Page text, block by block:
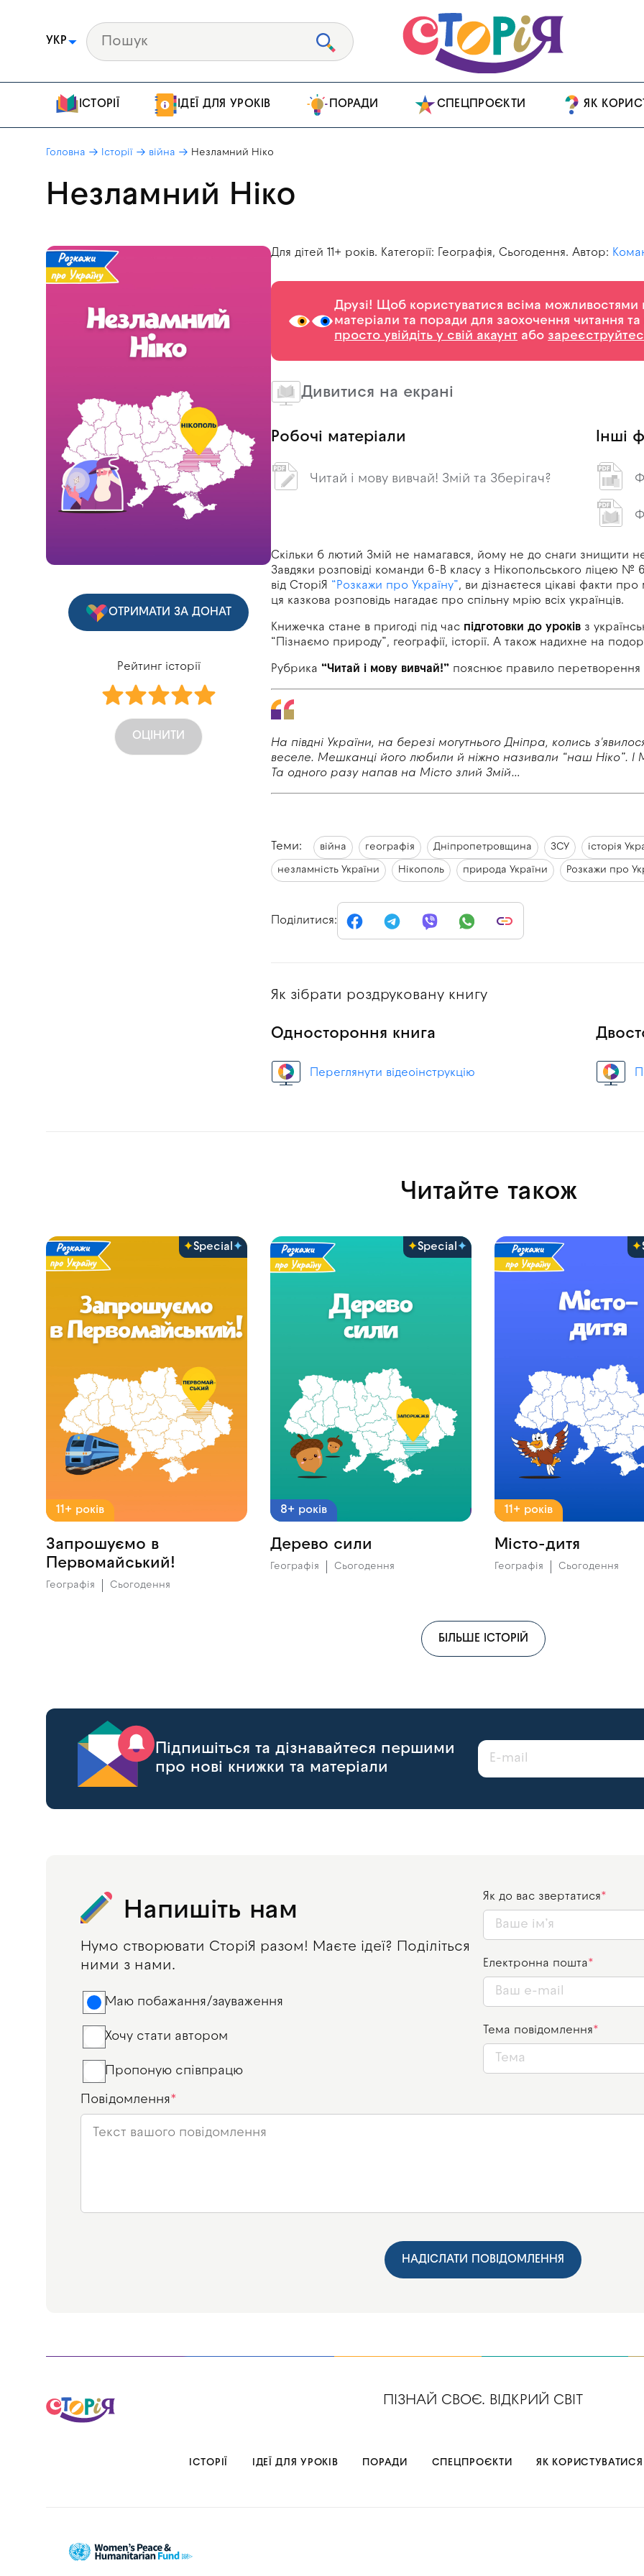
УКР
ІСТОРІЇ ІДЕЇ ДЛЯ УРОКІВ ПОРАДИ СПЕЦПРОЄКТИ ЯК
Головна Історії війна Незламний Ніко
Незламний Ніко
ОТРИМАТИ ЗА ДОНАТ
Рейтинг історії
ОЦІНИТИ
Для дітей 11+ років. Категорії: Географія, Сьогодення. Автор:
Друзі! Щоб користуватися всіма можливостями
матеріали та поради для заохочення читання
просто увійдіть у свій акаунт або
Дивитися на екрані
Робочі матеріали
Читай і мову вивчай! Змій та Зберігач?
Інші
Скільки б лютий Змій не намагався, йому не до снаги знищити
Завдяки розповіді команди 6-В класу з Нікопольського ліцею №
від СторіЯ “Розкажи про Україну”, ви дізнаєтеся цікаві факти про
ця казкова розповідь нагадає про спільну мрію всіх українців.
Книжечка стане в пригоді під час підготовки до уроків з
“Пізнаємо природу”, географії, історії. А також надихне на
Рубрика“Читай і мову вивчай!” пояснює правило перетворення
На півдні України, на березі могутнього Дніпра, колись
веселе. Мешканці його любили й ніжно називали “наш Ніко”. І
Та одного разу напав на Місто злий Змій…
Теми: війна географія Дніпропетровщина ЗСУ історія
незламність України Нікополь природа України Розкажи про
Поділитися:
Як зібрати роздруковану книгу
Одностороння книга
Переглянути відеоінструкцію
Читайте також
Special
11+ років
Запрошуємо в
Первомайський!
Географія Сьогодення
Special
8+ років
Дерево сили
Географія Сьогодення
11+ років
Місто-дитя
Географія Сьогодення
БІЛЬШЕ ІСТОРІЙ
Підпишіться та дізнавайтеся першими
про нові книжки та матеріали
Напишіть нам
Нумо створювати СторіЯ разом! Маєте ідеї? Поділіться
ними з нами.
Маю побажання/зауваження
Хочу стати автором
Пропоную співпрацю
Як до вас звертатися
Електронна пошта
Тема повідомлення
Повідомлення
НАДІСЛАТИ ПОВІДОМЛЕННЯ
ПІЗНАЙ СВОЄ. ВІДКРИЙ СВІТ
ІСТОРІЇ ІДЕЇ ДЛЯ УРОКІВ ПОРАДИ СПЕЦПРОЄКТИ ЯК КОРИСТУВАТИСЯ